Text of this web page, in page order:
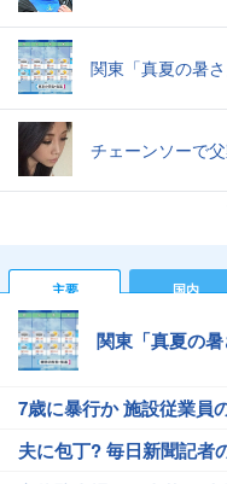
関東「真夏の暑
チェーンソーで
主要 国内
関東「真夏の
7歳に暴行か 施設従業員
夫に包丁? 毎日新聞記者